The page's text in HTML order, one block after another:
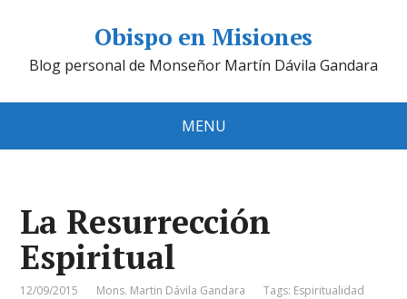
Obispo en Misiones
Blog personal de Monseñor Martín Dávila Gandara
MENU
La Resurrección
Espiritual
12/09/2015 Mons. Martin Dávila Gandara Tags: Espiritualidad